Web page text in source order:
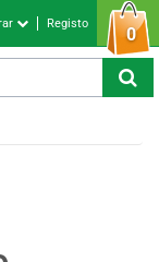
0
Registo